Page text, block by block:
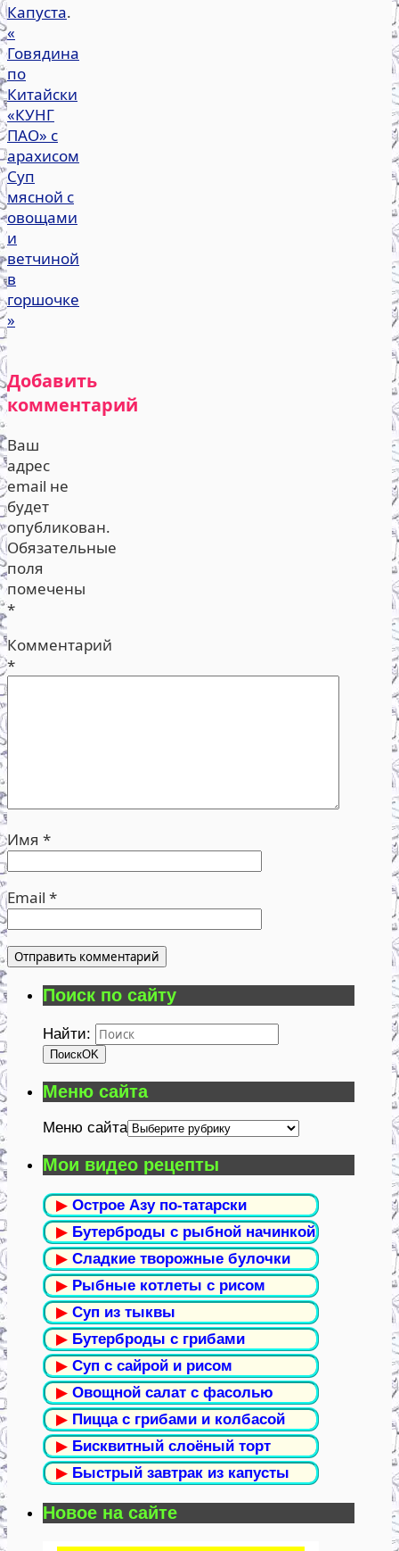
Капуста.
«
Говядина
по
Китайски
«КУНГ
ПАО» с
арахисом
Суп
мясной с
овощами
и
ветчиной
в
горшочке
»
Добавить
комментарий
Ваш
адрес
email не
будет
опубликован.
Обязательные
поля
помечены
*
Комментарий
*
Имя *
Email *
Поиск по сайту
Найти:
ПоискOK
Меню сайта
Меню сайта
Мои видео рецепты
▶ Острое Азу по-татарски
▶ Бутерброды с рыбной начинкой
▶ Сладкие творожные булочки
▶ Рыбные котлеты с рисом
▶ Суп из тыквы
▶ Бутерброды с грибами
▶ Суп с сайрой и рисом
▶ Овощной салат с фасолью
▶ Пицца с грибами и колбасой
▶ Бисквитный слоёный торт
▶ Быстрый завтрак из капусты
Новое на сайте